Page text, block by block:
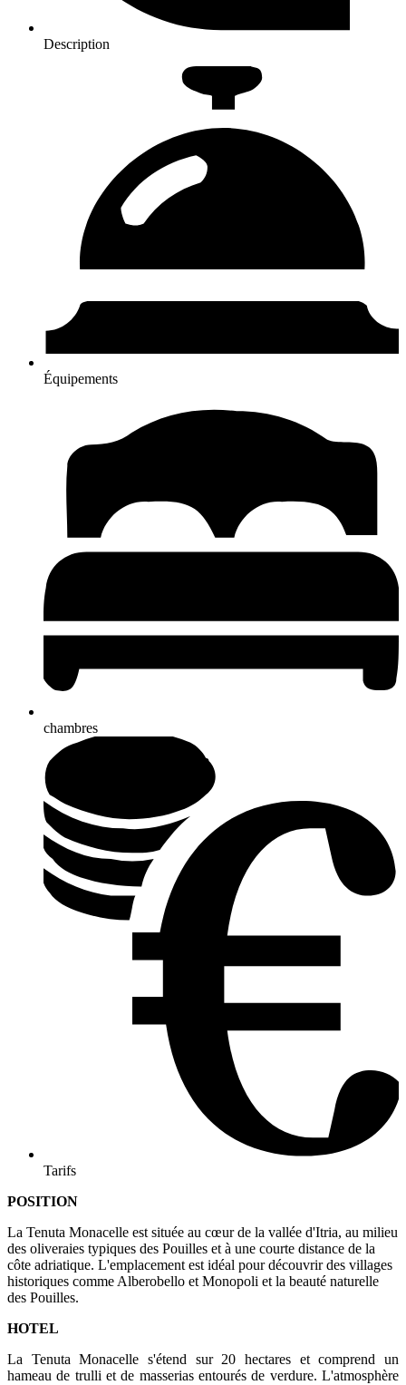
Description
Équipements
chambres
Tarifs
POSITION
La Tenuta Monacelle est située au cœur de la vallée d'Itria, au milieu
des oliveraies typiques des Pouilles et à une courte distance de la
côte adriatique. L'emplacement est idéal pour découvrir des villages
historiques comme Alberobello et Monopoli et la beauté naturelle
des Pouilles.
HOTEL
La Tenuta Monacelle s'étend sur 20 hectares et comprend un
hameau de trulli et de masserias entourés de verdure. L'atmosphère